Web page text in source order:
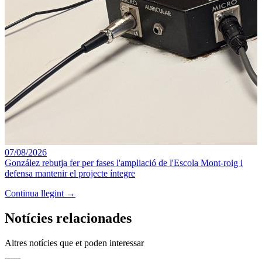
07/08/2026
González rebutja fer per fases l'ampliació de l'Escola Mont-roig i
defensa mantenir el projecte íntegre
Continua llegint →
Notícies relacionades
Altres notícies que et poden interessar